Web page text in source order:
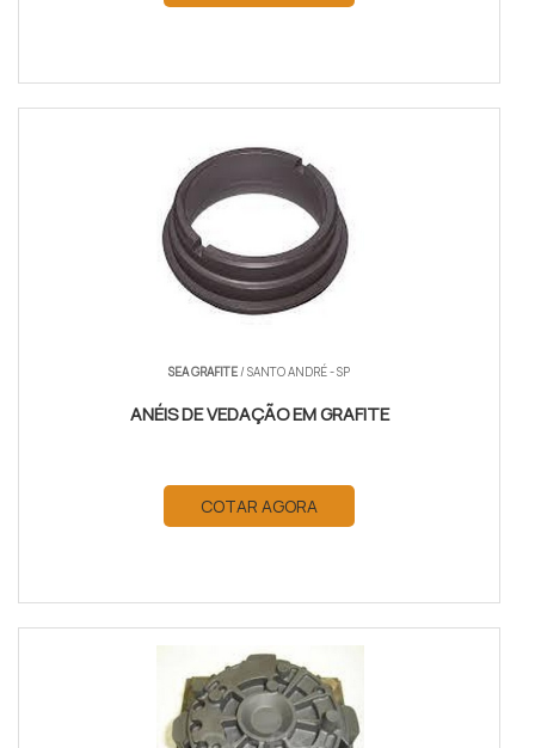
SEA GRAFITE/ SANTO ANDRÉ - SP
ANÉIS DE VEDAÇÃO EM GRAFITE
COTAR AGORA